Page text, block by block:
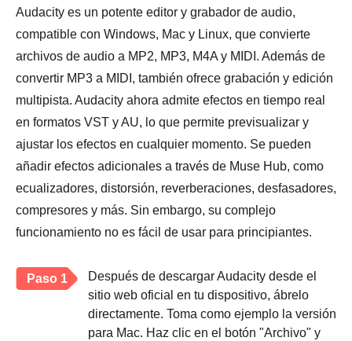
Audacity es un potente editor y grabador de audio,
compatible con Windows, Mac y Linux, que convierte
archivos de audio a MP2, MP3, M4A y MIDI. Además de
convertir MP3 a MIDI, también ofrece grabación y edición
multipista. Audacity ahora admite efectos en tiempo real
en formatos VST y AU, lo que permite previsualizar y
ajustar los efectos en cualquier momento. Se pueden
añadir efectos adicionales a través de Muse Hub, como
ecualizadores, distorsión, reverberaciones, desfasadores,
compresores y más. Sin embargo, su complejo
funcionamiento no es fácil de usar para principiantes.
Paso 1
Después de descargar Audacity desde el
sitio web oficial en tu dispositivo, ábrelo
directamente. Toma como ejemplo la versión
para Mac. Haz clic en el botón "Archivo" y